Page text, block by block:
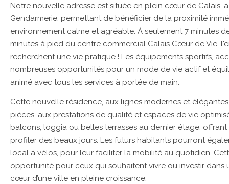
Notre nouvelle adresse est située en plein cœur de Calais,
Gendarmerie, permettant de bénéficier de la proximité
environnement calme et agréable. À seulement 7 minutes
minutes à pied du centre commercial Calais Cœur de Vie,
recherchent une vie pratique ! Les équipements sportifs,
nombreuses opportunités pour un mode de vie actif et
animé avec tous les services à portée de main.
Cette nouvelle résidence, aux lignes modernes et
pièces, aux prestations de qualité et espaces de vie
balcons, loggia ou belles terrasses au dernier étage,
profiter des beaux jours. Les futurs habitants pourront
local à vélos, pour leur faciliter la mobilité au quotidien.
opportunité pour ceux qui souhaitent vivre ou investir dans
cœur d’une ville en pleine croissance.